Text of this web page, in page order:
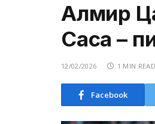
Алмир
Саса –
12/02/2026 1 MIN READ
Facebook